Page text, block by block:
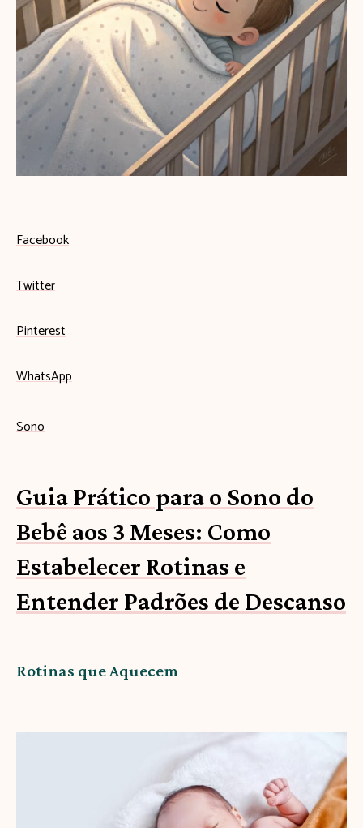
Facebook
Twitter
Pinterest
WhatsApp
Sono
Guia Prático para o Sono do
Bebê aos 3 Meses: Como
Estabelecer Rotinas e
Entender Padrões de Descanso
Rotinas que Aquecem